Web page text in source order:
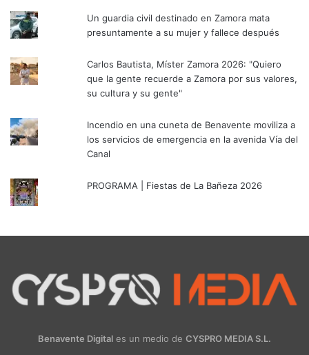
Un guardia civil destinado en Zamora mata
presuntamente a su mujer y fallece después
Carlos Bautista, Míster Zamora 2026: "Quiero
que la gente recuerde a Zamora por sus valores,
su cultura y su gente"
Incendio en una cuneta de Benavente moviliza a
los servicios de emergencia en la avenida Vía del
Canal
PROGRAMA | Fiestas de La Bañeza 2026
Benavente Digital es un medio de CYSPRO MEDIA S.L.